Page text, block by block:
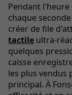
Pendant l'heure
chaque
créer de file
tactile ultra-
quelques
caisse
les plus vendus
principal. À